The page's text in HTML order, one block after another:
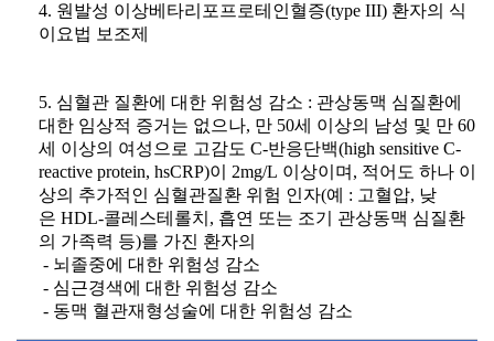
4. 원발성 이상베타리포프로테인혈증(type III) 환자의 식
이요법 보조제
5. 심혈관 질환에 대한 위험성 감소 : 관상동맥 심질환에
대한 임상적 증거는 없으나, 만 50세 이상의 남성 및 만 60
세 이상의 여성으로 고감도 C-반응단백(high sensitive C-
reactive protein, hsCRP)이 2mg/L 이상이며 , 적어도 하나 이
상의 추가적인 심혈관질환 위험 인자(예 : 고혈압, 낮
은 HDL-콜레스테롤치 , 흡연 또는 조기 관상동맥 심질환
의 가족력 등)를 가진 환자의
- 뇌졸중에 대한 위험성 감소
- 심근경색에 대한 위험성 감소
- 동맥 혈관재형성술에 대한 위험성 감소